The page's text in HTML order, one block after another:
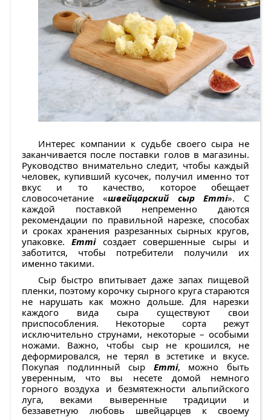
Интерес компании к судьбе своего сыра не
заканчивается после поставки голов в магазины.
Руководство внимательно следит, чтобы каждый
человек, купивший кусочек, получил именно тот
вкус и то качество, которое обещает
словосочетание «швейцарский сыр Emmi». С
каждой поставкой непременно даются
рекомендации по правильной нарезке, способах
и сроках хранения разрезанных сырных кругов,
упаковке.Emmi создает совершенные сыры и
заботится, чтобы потребители получили их
именно такими.
Сыр быстро впитывает даже запах пищевой
пленки, поэтому корочку сырного круга стараются
не нарушать как можно дольше. Для нарезки
каждого вида сыра существуют свои
приспособления. Некоторые сорта режут
исключительно струнами, некоторые – особыми
ножами. Важно, чтобы сыр не крошился, не
деформировался, не терял в эстетике и вкусе.
Покупая подлинный сыр Emmi, можно быть
уверенным, что вы несете домой немного
горного воздуха и безмятежности альпийского
луга, веками выверенные традиции и
беззаветную любовь швейцарцев к своему